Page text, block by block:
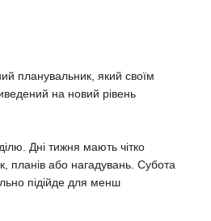
планувальник, який своїм
на новий рівень
Дні тижня мають чітко
планів або нагадувань. Субота
підійде для менш